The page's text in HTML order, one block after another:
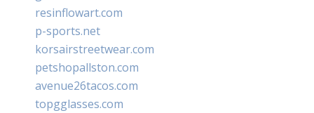
resinflowart.com
p-sports.net
korsairstreetwear.com
petshopallston.com
avenue26tacos.com
topgglasses.com